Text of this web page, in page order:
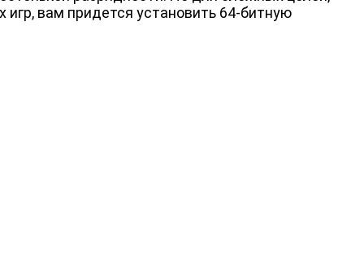
вам придется установить 64-битную